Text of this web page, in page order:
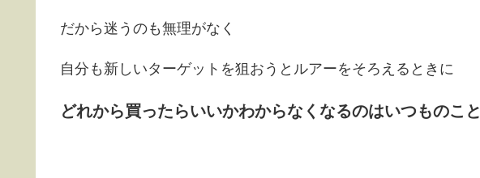
だから迷うのも無理がなく
自分も新しいターゲットを狙おうとルアーをそろえるときに
どれから買ったらいいかわからなくなるのはいつものこと